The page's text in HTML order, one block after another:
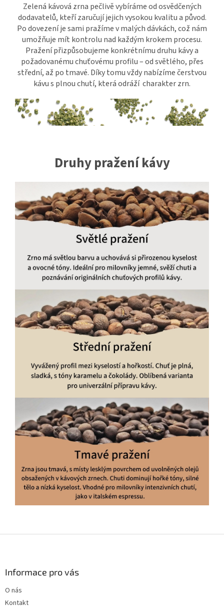
Zelená kávová zrna pečlivě vybíráme od osvědčených
dodavatelů, kteří zaručují jejich vysokou kvalitu a původ.
Po dovezení je sami pražíme v malých dávkách, což nám
umožňuje mít kontrolu nad každým krokem procesu.
Pražení přizpůsobujeme konkrétnímu druhu kávy a
požadovanému chuťovému profilu – od světlého, přes
střední, až po tmavé. Díky tomu vždy nabízíme čerstvou
kávu s plnou chutí, která odráží charakter zrn.
Druhy pražení kávy
Informace pro vás
O nás
Kontakt